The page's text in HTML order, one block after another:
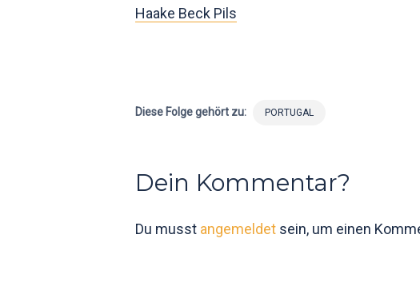
Haake Beck Pils
Diese Folge gehört zu: PORTUGAL
Dein Kommentar?
Du musst angemeldet sein, um einen